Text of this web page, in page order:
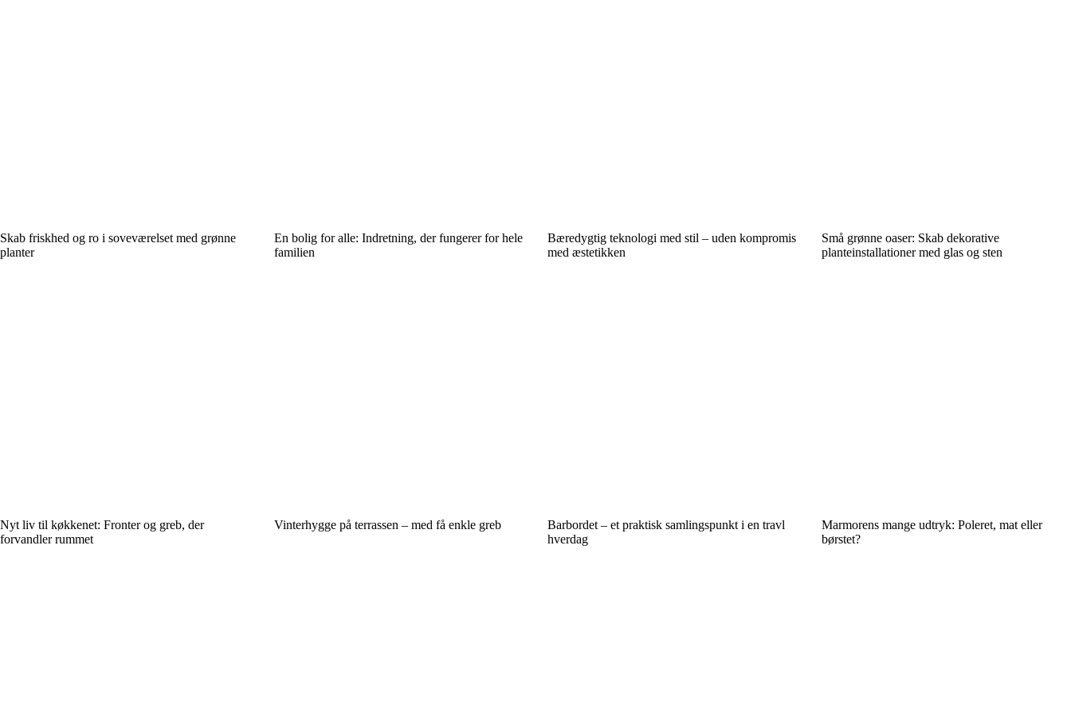
Skab friskhed og ro i soveværelset med grønne
planter
En bolig for alle: Indretning, der fungerer for hele
familien
Bæredygtig teknologi med stil – uden kompromis
med æstetikken
Små grønne oaser: Skab dekorative
planteinstallationer med glas og sten
Nyt liv til køkkenet: Fronter og greb, der
forvandler rummet
Vinterhygge på terrassen – med få enkle greb
Barbordet – et praktisk samlingspunkt i en travl
hverdag
Marmorens mange udtryk: Poleret, mat eller
børstet?